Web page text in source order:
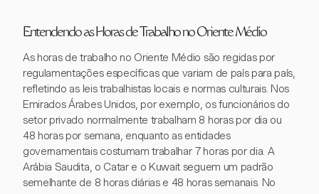
Entendendo as Horas de Trabalho no Oriente Médio
As horas de trabalho no Oriente Médio são regidas por
regulamentações específicas que variam de país para país,
refletindo as leis trabalhistas locais e normas culturais. Nos
Emirados Árabes Unidos, por exemplo, os funcionários do
setor privado normalmente trabalham 8 horas por dia ou
48 horas por semana, enquanto as entidades
governamentais costumam trabalhar 7 horas por dia. A
Arábia Saudita, o Catar e o Kuwait seguem um padrão
semelhante de 8 horas diárias e 48 horas semanais. No